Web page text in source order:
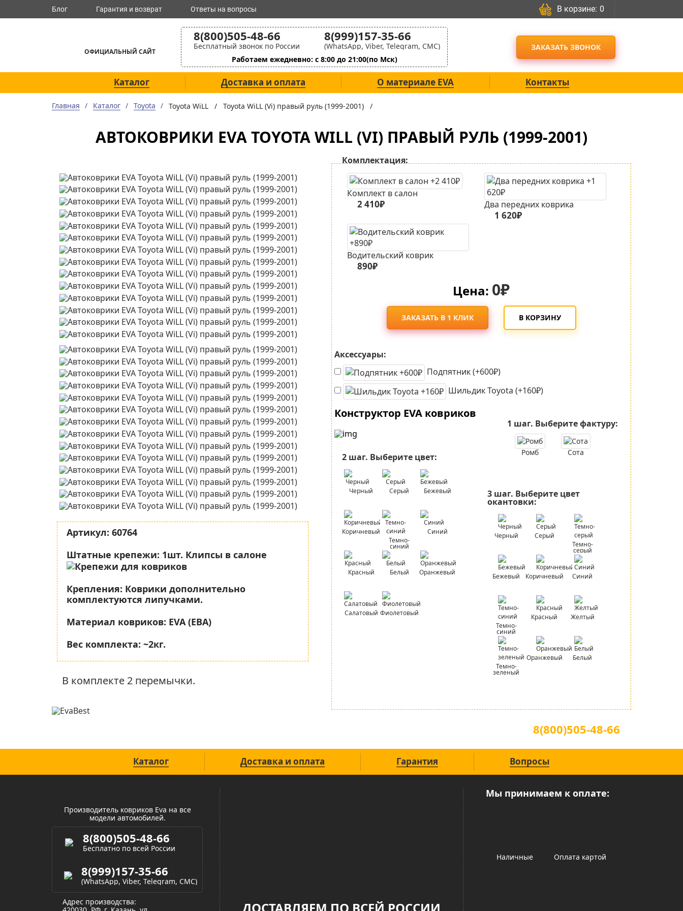
Блог Гарантия и возврат Ответы на вопросы В корзине: 0
ОФИЦИАЛЬНЫЙ САЙТ
8(800)505-48-66
Бесплатный звонок по России
8(999)157-35-66
(WhatsApp, Viber, Telegram, СМС)
Работаем ежедневно: с 8:00 до 21:00(по Мск)
ЗАКАЗАТЬ ЗВОНОК
Каталог Доставка и оплата О материале EVA Контакты
Главная Каталог Toyota Toyota WiLL / Toyota WiLL (Vi) правый руль (1999-2001) /
АВТОКОВРИКИ EVA TOYOTA WILL (VI) ПРАВЫЙ РУЛЬ (1999-2001)
Артикул: 60764
Штатные крепежи: 1шт. Клипсы в салоне
Крепления: Коврики дополнительно
комплектуются липучками.
Материал ковриков: EVA (ЕВА)
Вес комплекта: ~2кг.
В комплекте 2 перемычки.
Комплектация:
Комплект в салон
2 410₽ Два передних коврика
1 620₽
Водительский коврик
890₽
Цена: 0₽
ЗАКАЗАТЬ В 1 КЛИК В КОРЗИНУ
Аксессуары:
Подпятник (+600₽)
Шильдик Toyota (+160₽)
Конструктор EVA ковриков
1 шаг. Выберите фактуру:
Ромб Сота
2 шаг. Выберите цвет:
Черный Серый Бежевый
Коричневый
Темно-
синий
Синий
Красный Белый Оранжевый
Салатовый Фиолетовый
3 шаг. Выберите цвет
окантовки:
Черный
Серый
Темно-
серый
Бежевый Коричневый Синий
Темно-
синий
Красный Желтый
Темно-
зеленый
Оранжевый Белый
8(800)505-48-66
Каталог Доставка и оплата Гарантия Вопросы
Производитель ковриков Eva на все
модели автомобилей.
8(800)505-48-66
Бесплатно по всей России
8(999)157-35-66
(WhatsApp, Viber, Telegram, СМС)
Адрес производства:
Мы принимаем к оплате:
Наличные Оплата картой